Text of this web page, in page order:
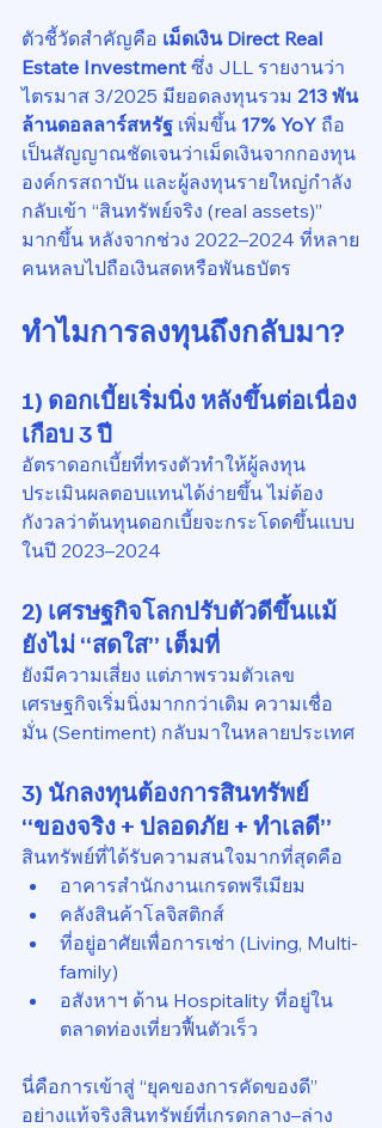
ตัวชี้วัดสำคัญคือ เม็ดเงิน Direct Real
Estate Investment ซึ่ง JLL รายงานว่า
ไตรมาส 3/2025 มียอดลงทุนรวม 213 พัน
ล้านดอลลาร์สหรัฐ เพิ่มขึ้น 17% YoY ถือ
เป็นสัญญาณชัดเจนว่าเม็ดเงินจากกองทุน
องค์กรสถาบัน และผู้ลงทุนรายใหญ่กำลัง
กลับเข้า “สินทรัพย์จริง (real assets)”
มากขึ้น หลังจากช่วง 2022–2024 ที่หลาย
คนหลบไปถือเงินสดหรือพันธบัตร
ทำไมการลงทุนถึงกลับมา?
1) ดอกเบี้ยเริ่มนิ่ง หลังขึ้นต่อเนื่อง
เกือบ 3 ปี
อัตราดอกเบี้ยที่ทรงตัวทำให้ผู้ลงทุน
ประเมินผลตอบแทนได้ง่ายขึ้น ไม่ต้อง
กังวลว่าต้นทุนดอกเบี้ยจะกระโดดขึ้นแบบ
ในปี 2023–2024
2) เศรษฐกิจโลกปรับตัวดีขึ้นแม้
ยังไม่ “สดใส” เต็มที่
ยังมีความเสี่ยง แต่ภาพรวมตัวเลข
เศรษฐกิจเริ่มนิ่งมากกว่าเดิม ความเชื่อ
มั่น (Sentiment) กลับมาในหลายประเทศ
3) นักลงทุนต้องการสินทรัพย์
“ของจริง + ปลอดภัย + ทำเลดี”
สินทรัพย์ที่ได้รับความสนใจมากที่สุดคือ
อาคารสำนักงานเกรดพรีเมียม
คลังสินค้าโลจิสติกส์
ที่อยู่อาศัยเพื่อการเช่า (Living, Multi-
family)
อสังหาฯ ด้าน Hospitality ที่อยู่ใน
ตลาดท่องเที่ยวฟื้นตัวเร็ว
นี่คือการเข้าสู่ “ยุคของการคัดของดี”
อย่างแท้จริงสินทรัพย์ที่เกรดกลาง–ล่าง